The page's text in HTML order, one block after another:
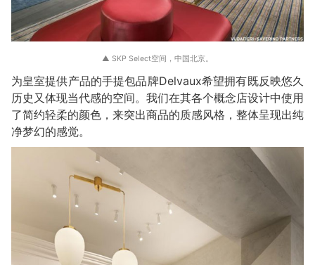
▲ SKP Select空间，中国北京。
为皇室提供产品的手提包品牌Delvaux希望拥有既反映悠久
历史又体现当代感的空间。我们在其各个概念店设计中使用
了简约轻柔的颜色，来突出商品的质感风格，整体呈现出纯
净梦幻的感觉。